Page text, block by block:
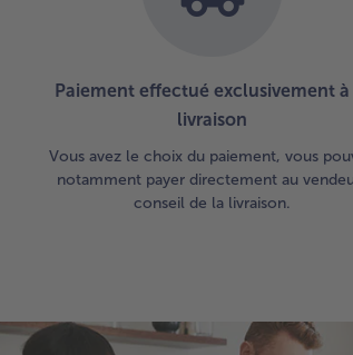
Paiement effectué exclusivement à
livraison
Vous avez le choix du paiement, vous
notamment payer directement au
conseil de la livraison.